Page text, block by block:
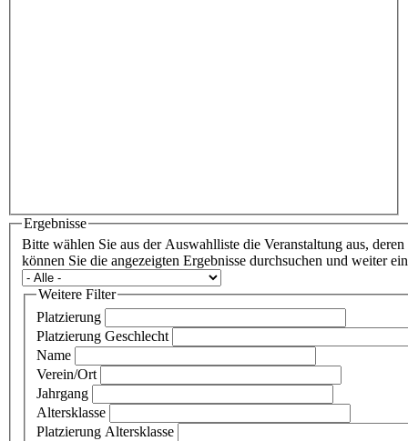
Ergebnisse
Bitte wählen Sie aus der Auswahlliste die Veranstaltung aus,
können Sie die angezeigten Ergebnisse durchsuchen und weiter
Weitere Filter
Platzierung
Platzierung Geschlecht
Name
Verein/Ort
Jahrgang
Altersklasse
Platzierung Altersklasse